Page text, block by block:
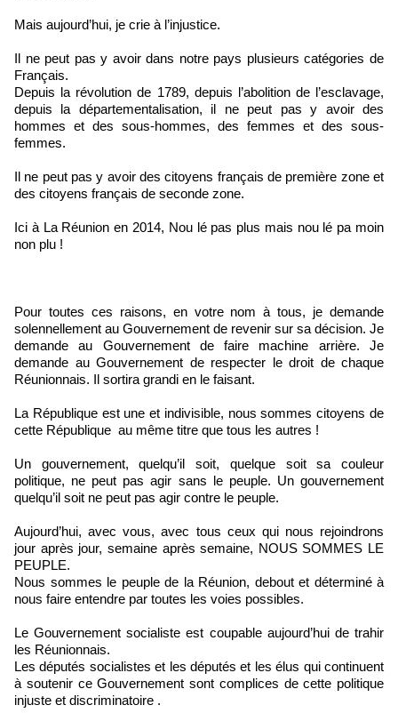
Mais aujourd’hui, je crie à l’injustice.
Il ne peut pas y avoir dans notre pays plusieurs catégories de
Français.
Depuis la révolution de 1789, depuis l’abolition de l’esclavage,
depuis la départementalisation, il ne peut pas y avoir des
hommes et des sous-hommes, des femmes et des sous-
femmes.
Il ne peut pas y avoir des citoyens français de première zone et
des citoyens français de seconde zone.
Ici à La Réunion en 2014, Nou lé pas plus mais nou lé pa moin
non plu !
Pour toutes ces raisons, en votre nom à tous, je demande
solennellement au Gouvernement de revenir sur sa décision. Je
demande au Gouvernement de faire machine arrière. Je
demande au Gouvernement de respecter le droit de chaque
Réunionnais. Il sortira grandi en le faisant.
La République est une et indivisible, nous sommes citoyens de
cette République au même titre que tous les autres !
Un gouvernement, quelqu’il soit, quelque soit sa couleur
politique, ne peut pas agir sans le peuple. Un gouvernement
quelqu’il soit ne peut pas agir contre le peuple.
Aujourd’hui, avec vous, avec tous ceux qui nous rejoindrons
jour après jour, semaine après semaine, NOUS SOMMES LE
PEUPLE.
Nous sommes le peuple de la Réunion, debout et déterminé à
nous faire entendre par toutes les voies possibles.
Le Gouvernement socialiste est coupable aujourd’hui de trahir
les Réunionnais.
Les députés socialistes et les députés et les élus qui continuent
à soutenir ce Gouvernement sont complices de cette politique
injuste et discriminatoire .